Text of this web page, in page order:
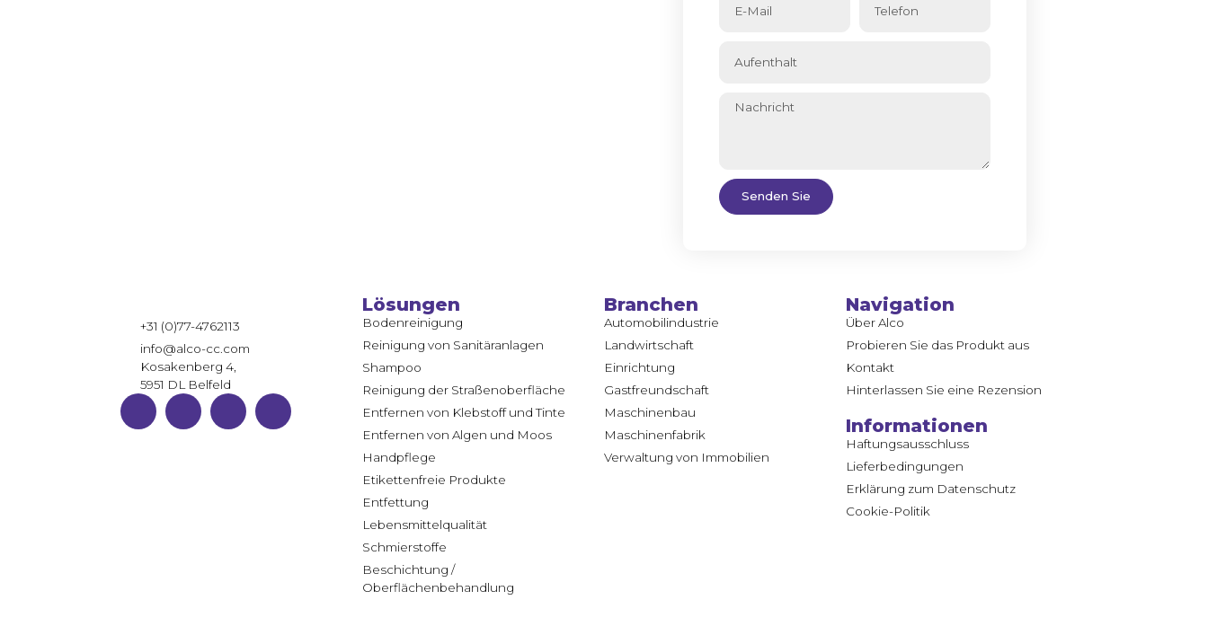
Senden Sie
+31 (0)77-4762113
info@alco-cc.com
Kosakenberg 4,
5951 DL Belfeld
Lösungen
Bodenreinigung
Reinigung von Sanitäranlagen
Shampoo
Reinigung der Straßenoberfläche
Entfernen von Klebstoff und Tinte
Entfernen von Algen und Moos
Handpflege
Etikettenfreie Produkte
Entfettung
Lebensmittelqualität
Schmierstoffe
Beschichtung /
Oberflächenbehandlung
Branchen
Automobilindustrie
Landwirtschaft
Einrichtung
Gastfreundschaft
Maschinenbau
Maschinenfabrik
Verwaltung von Immobilien
Navigation
Über Alco
Probieren Sie das Produkt aus
Kontakt
Hinterlassen Sie eine Rezension
Informationen
Haftungsausschluss
Lieferbedingungen
Erklärung zum Datenschutz
Cookie-Politik